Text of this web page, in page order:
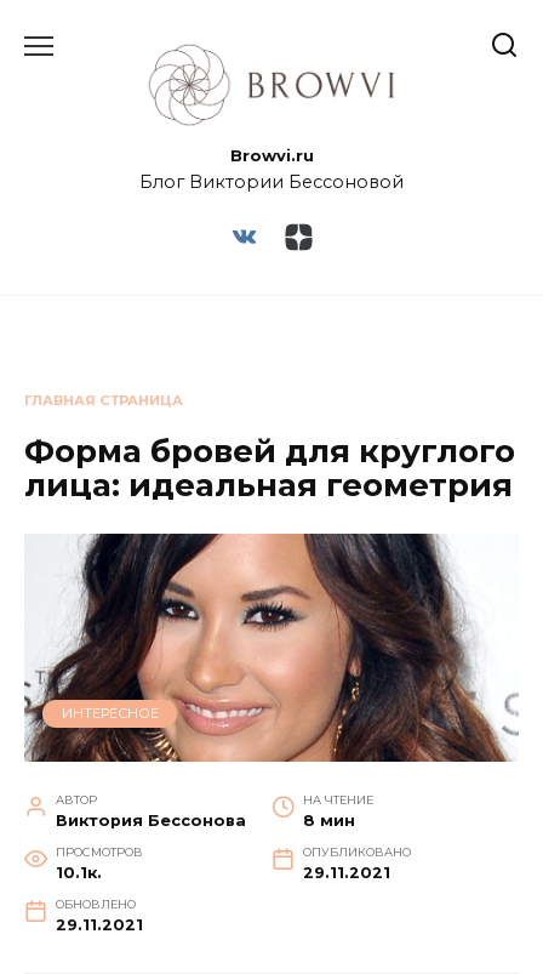
Browvi.ru
Блог Виктории Бессоновой
ГЛАВНАЯ СТРАНИЦА
Форма бровей для круглого
лица: идеальная геометрия
ИНТЕРЕСНОЕ
АВТОР
Виктория Бессонова
НА ЧТЕНИЕ
8 мин
ПРОСМОТРОВ
10.1к.
ОПУБЛИКОВАНО
29.11.2021
ОБНОВЛЕНО
29.11.2021